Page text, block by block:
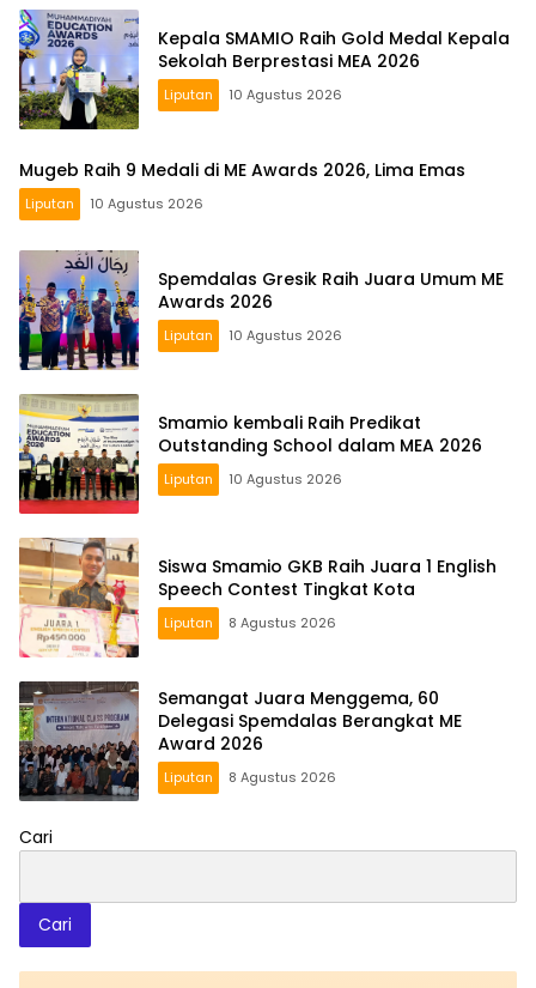
Kepala SMAMIO Raih Gold Medal Kepala
Sekolah Berprestasi MEA 2026
Liputan 10 Agustus 2026
Mugeb Raih 9 Medali di ME Awards 2026, Lima Emas
Liputan 10 Agustus 2026
Spemdalas Gresik Raih Juara Umum ME
Awards 2026
Liputan 10 Agustus 2026
Smamio kembali Raih Predikat
Outstanding School dalam MEA 2026
Liputan 10 Agustus 2026
Siswa Smamio GKB Raih Juara 1 English
Speech Contest Tingkat Kota
Liputan 8 Agustus 2026
Semangat Juara Menggema, 60
Delegasi Spemdalas Berangkat ME
Award 2026
Liputan 8 Agustus 2026
Cari
Cari